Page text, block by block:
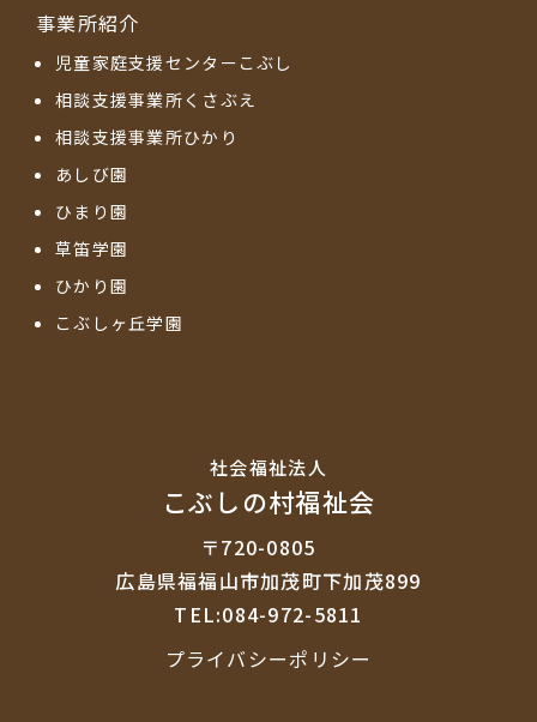
事業所紹介
児童家庭支援センターこぶし
相談支援事業所くさぶえ
相談支援事業所ひかり
あしび園
ひまり園
草笛学園
ひかり園
こぶしヶ丘学園
社会福祉法⼈
こぶしの村福祉会
〒720-0805
広島県福福山市加茂町下加茂899
TEL:084-972-5811
プライバシーポリシー